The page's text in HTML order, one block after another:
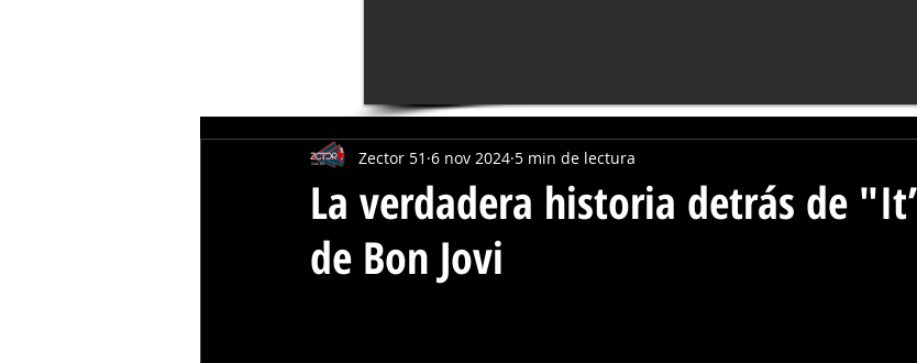
La verdadera historia detrás de
de Bon Jovi
Zector 51 6 nov 2024 5 min de lectura